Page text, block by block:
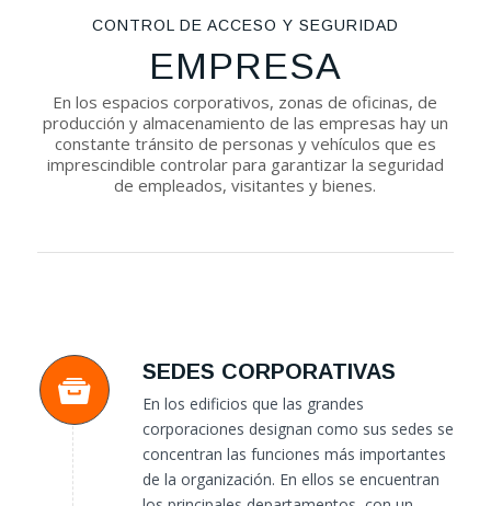
CONTROL DE ACCESO Y SEGURIDAD
EMPRESA
En los espacios corporativos, zonas de oficinas, de
producción y almacenamiento de las empresas hay un
constante tránsito de personas y vehículos que es
imprescindible controlar para garantizar la seguridad
de empleados, visitantes y bienes.
SEDES CORPORATIVAS
En los edificios que las grandes
corporaciones designan como sus sedes se
concentran las funciones más importantes
de la organización. En ellos se encuentran